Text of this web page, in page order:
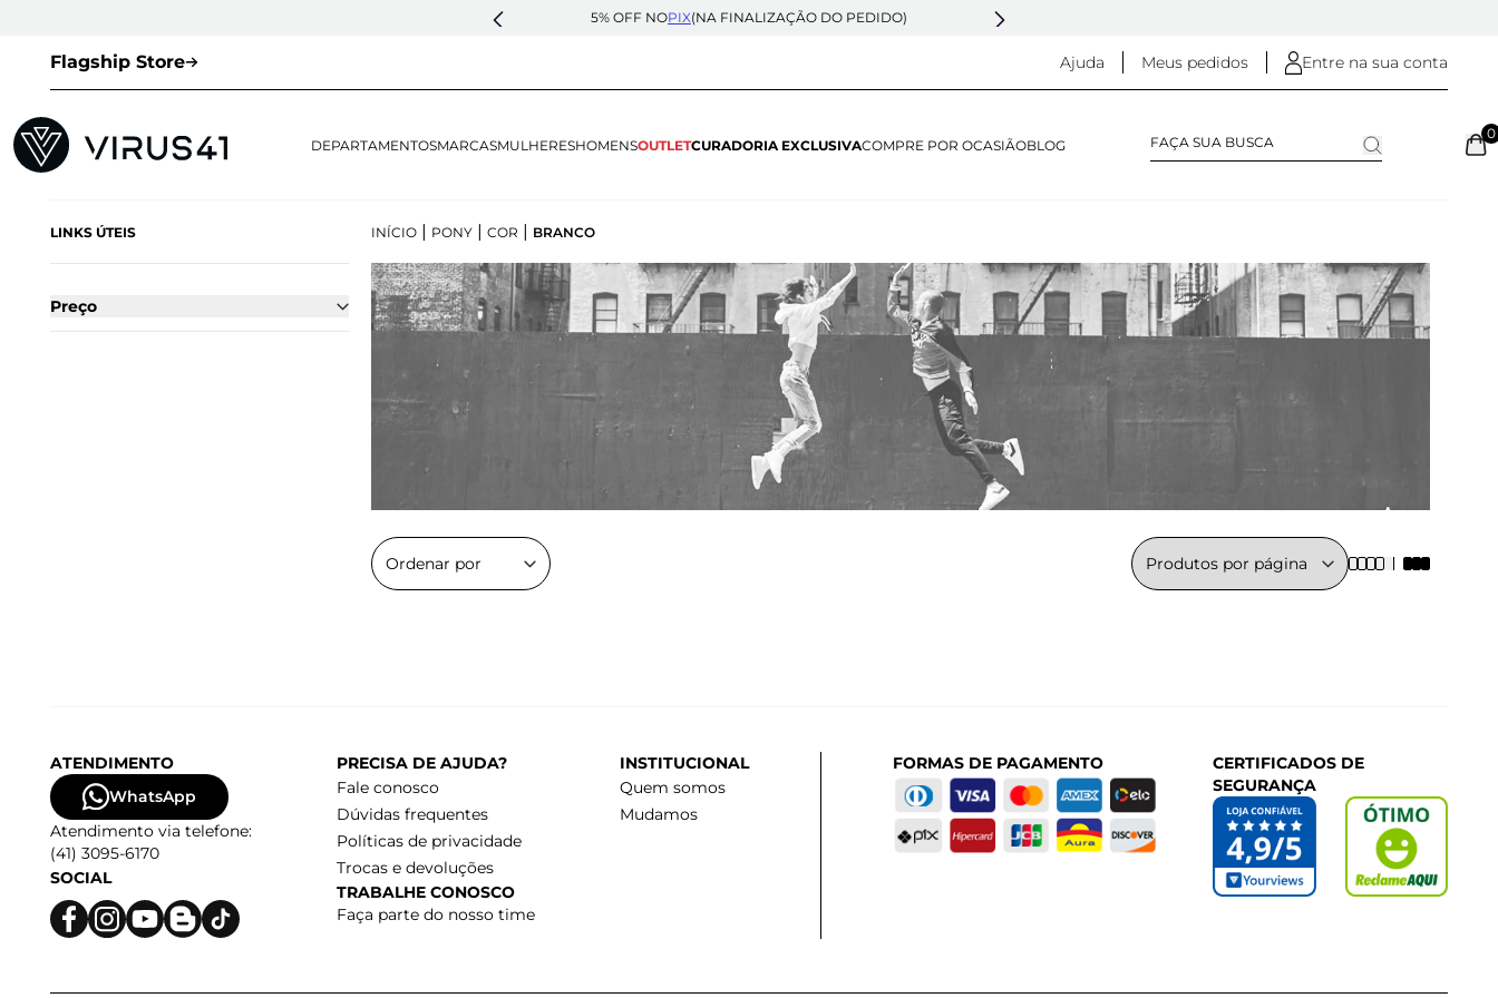
5% OFF NOPIX(NA FINALIZAÇÃO DO PEDIDO)
Flagship Store Ajuda Meus pedidos Entre na sua conta
DEPARTAMENTOSMARCASMULHERESHOMENSOUTLETCURADORIA EXCLUSIVACOMPRE POR OCASIÃOBLOG
0
LINKS ÚTEIS
Preço
INÍCIO | PONY | COR | BRANCO
ATENDIMENTO
WhatsApp
Atendimento via telefone:
(41) 3095-6170
SOCIAL
PRECISA DE AJUDA?
Fale conosco
Dúvidas frequentes
Políticas de privacidade
Trocas e devoluções
TRABALHE CONOSCO
Faça parte do nosso time
INSTITUCIONAL
Quem somos
Mudamos
FORMAS DE PAGAMENTO
CERTIFICADOS DE
SEGURANÇA